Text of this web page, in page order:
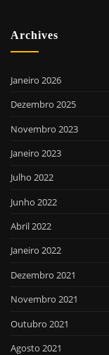
Archives
Janeiro 2026
Dezembro 2025
Novembro 2023
Janeiro 2023
Julho 2022
Junho 2022
Abril 2022
Janeiro 2022
Dezembro 2021
Novembro 2021
Outubro 2021
Agosto 2021